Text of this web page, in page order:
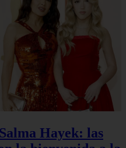
Hayek: las